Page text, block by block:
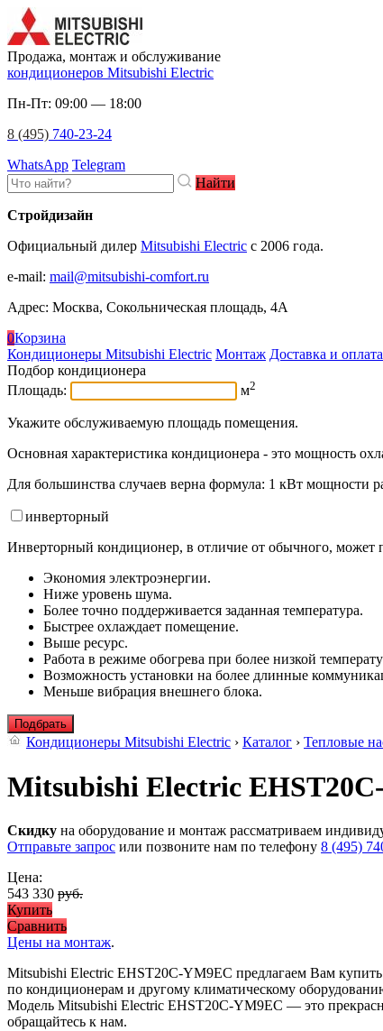
Продажа, монтаж и обслуживание
кондиционеров Mitsubishi Electric
Пн-Пт: 09:00 — 18:00
8 (495) 740-23-24
WhatsApp Telegram
Найти
Стройдизайн
Официальный дилер Mitsubishi Electric c 2006 года.
e-mail: mail@mitsubishi-comfort.ru
Адрес: Москва, Сокольническая площадь, 4А
0Корзина
Кондиционеры Mitsubishi Electric Монтаж Доставка и оплата
Подбор кондиционера
Площадь:
м2
Укажите обслуживаемую площадь помещения.
Основная характеристика кондиционера - это мощность
Для большинства случаев верна формула: 1 кВт мощности
инверторный
Инверторный кондиционер, в отличие от обычного, может
Экономия электроэнергии.
Ниже уровень шума.
Более точно поддерживается заданная температура.
Быстрее охлаждает помещение.
Выше ресурс.
Работа в режиме обогрева при более низкой
Возможность установки на более длинные
Меньше вибрация внешнего блока.
Подбрать
Кондиционеры Mitsubishi Electric › Каталог › Тепловые
Mitsubishi Electric
Скидку на оборудование и монтаж рассматриваем
Отправьте запрос или позвоните нам по телефону 8 (495)
Цена:
543 330 руб.
Купить
Сравнить
Цены на монтаж.
Mitsubishi Electric EHST20C-YM9EC предлагаем Вам купить
по кондиционерам и другому климатическому
Модель Mitsubishi Electric EHST20C-YM9EC — это
обращайтесь к нам.